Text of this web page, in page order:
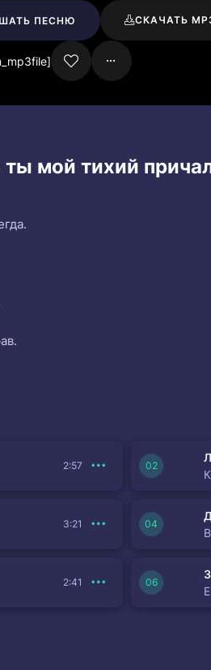
ПЕСНЮ СКАЧАТЬ
мой тихий
2:57
3:21
2:41